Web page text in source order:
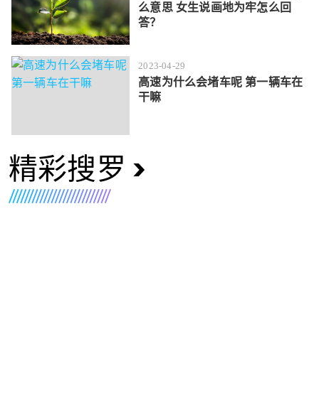
么意思 女生说画地为牢怎么回
答？
2023-04-29
高速为什么会堵车呢 第一辆车在
干嘛
精彩搜罗